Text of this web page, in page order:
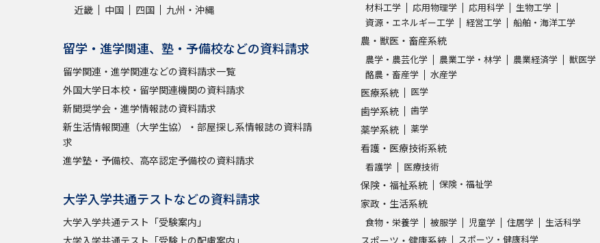
近畿
中国 四国 九州・沖縄
留学・進学関連、塾・予備校などの資料請求
留学関連・進学関連などの資料請求一覧
外国大学日本校・留学関連機関の資料請求
新聞奨学会・進学情報誌の資料請求
新生活情報関連（大学生協）・部屋探し系情報誌の資料請
求
進学塾・予備校、高卒認定予備校の資料請求
大学入学共通テストなどの資料請求
大学入学共通テスト「受験案内」
大学入学共通テスト「受験上の配慮案内」
材料工学
応用物理学 応用科学
生物工学
資源・エネルギー工学
経営工学 船舶・海洋工学
農・獣医・畜産系統
農学・農芸化学 農業工学・林学 農業経済学
獣医学
酪農・畜産学
水産学
医療系統 医学
歯学系統 歯学
薬学系統 薬学
看護・医療技術系統
看護学 医療技術
保険・福祉系統 保険・福祉学
家政・生活系統
食物・栄養学 被服学 児童学 住居学 生活科学
スポーツ・健康系統 スポーツ・健康科学